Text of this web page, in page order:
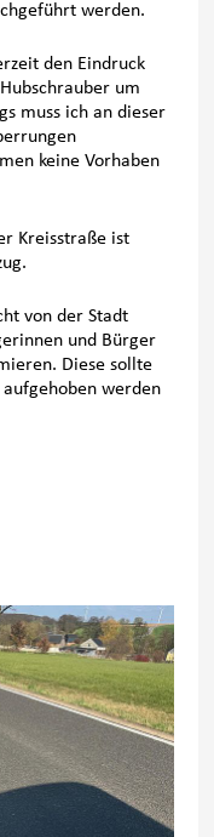
werden.
den Eindruck
um
muss ich an dieser
keine Vorhaben
Kreisstraße ist
von der Stadt
und Bürger
Diese sollte
werden